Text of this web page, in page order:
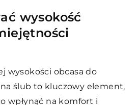
wysokość
wysokości obcasa do
ślub to kluczowy element,
wpłynąć na komfort i